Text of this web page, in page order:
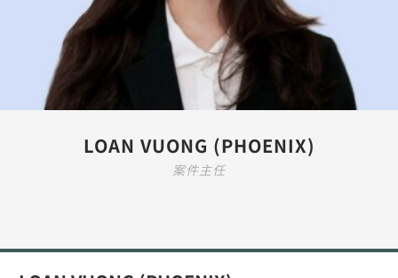
LOAN VUONG (PHOENIX)
案件主任